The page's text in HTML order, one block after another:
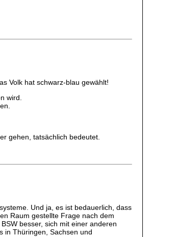
Volk hat schwarz-blau gewählt!
wird.
gehen, tatsächlich bedeutet.
Und ja, es ist bedauerlich, dass
Raum gestellte Frage nach dem
besser, sich mit einer anderen
in Thüringen, Sachsen und